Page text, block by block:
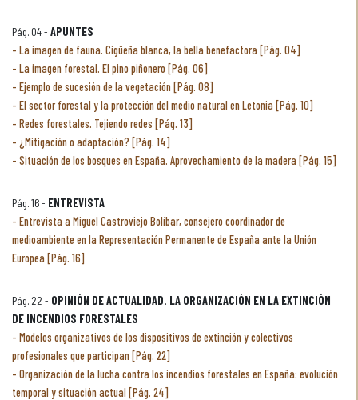
Pág. 04 - APUNTES
La imagen de fauna. Cigüeña blanca, la bella benefactora [Pág. 04]
La imagen forestal. El pino piñonero [Pág. 06]
Ejemplo de sucesión de la vegetación [Pág. 08]
El sector forestal y la protección del medio natural en Letonia [Pág. 10]
Redes forestales. Tejiendo redes [Pág. 13]
¿Mitigación o adaptación? [Pág. 14]
Situación de los bosques en España. Aprovechamiento de la madera [Pág. 15]
Pág. 16 - ENTREVISTA
Entrevista a Miguel Castroviejo Bolíbar, consejero coordinador de
medioambiente en la Representación Permanente de España ante la Unión
Europea [Pág. 16]
Pág. 22 - OPINIÓN DE ACTUALIDAD. LA ORGANIZACIÓN EN LA EXTINCIÓN
DE INCENDIOS FORESTALES
Modelos organizativos de los dispositivos de extinción y colectivos
profesionales que participan [Pág. 22]
Organización de la lucha contra los incendios forestales en España: evolución
temporal y situación actual [Pág. 24]